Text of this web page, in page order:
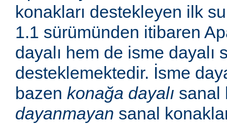
konakları destekleyen ilk
1.1 sürümünden itibaren
dayalı hem de isme dayalı
desteklemektedir. İsme
bazen konağa dayalı sanal
dayanmayan sanal